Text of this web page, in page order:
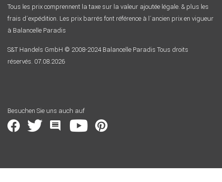
Tous les prix comprennent la taxe sur la valeur ajoutée légale. & plus les
frais d´expédition. Les prix barrés font référence à l´ancien prix en vigueur
à Balancelle Paradis
S&T Handels GmbH © 2008-2024 Balancelle Paradis Tous droits
réservés. 07.08.2026
Besuchen Sie uns auch auf